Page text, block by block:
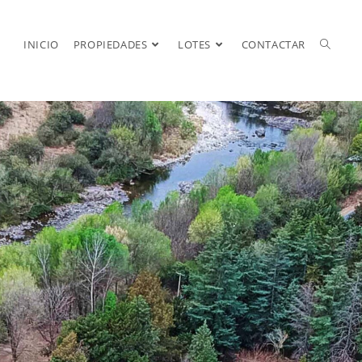
INICIO PROPIEDADES LOTES CONTACTAR